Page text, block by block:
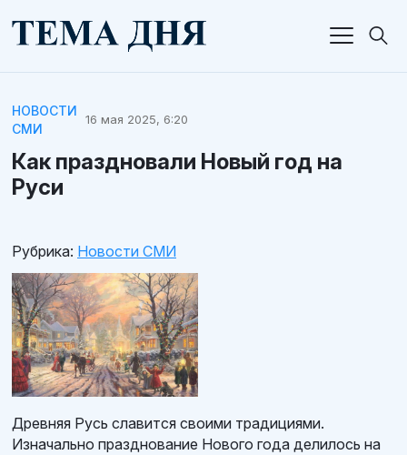
НОВОСТИ
СМИ
16 мая 2025, 6:20
Как праздновали Новый год на
Руси
Рубрика: Новости СМИ
Древняя Русь славится своими традициями.
Изначально празднование Нового года делилось на